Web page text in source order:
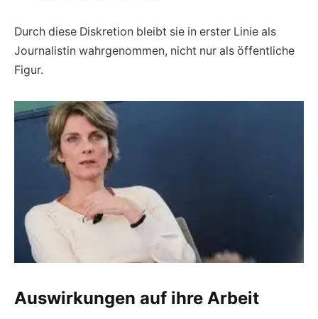
Durch diese Diskretion bleibt sie in erster Linie als
Journalistin wahrgenommen, nicht nur als öffentliche
Figur.
Auswirkungen auf ihre Arbeit